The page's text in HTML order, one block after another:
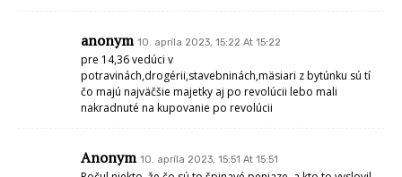
anonym 10. apríla 2023, 15:22 At 15:22
pre 14,36 vedúci v
potravinách,drogérii,stavebninách,mäsiari z bytúnku sú tí
čo majú najväčšie majetky aj po revolúcii lebo mali
nakradnuté na kupovanie po revolúcii
Anonym 10. apríla 2023, 15:51 At 15:51